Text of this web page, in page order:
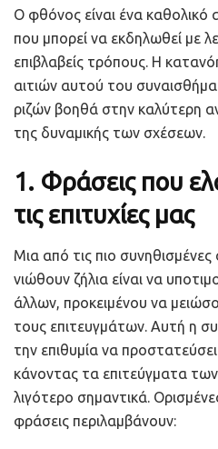
Ο φθόνος είναι ένα
που μπορεί να εκδηλωθεί με
επιβλαβείς τρόπους. Η
αιτιών αυτού του
ριζών βοηθά στην καλύτερη
της δυναμικής των σχέσεων.
1. Φράσεις που
τις επιτυχίες μας
Μια από τις πιο
νιώθουν ζήλια είναι να
άλλων, προκειμένου να
τους επιτευγμάτων. Αυτή η
την επιθυμία να
κάνοντας τα επιτεύγματα
λιγότερο σημαντικά.
φράσεις περιλαμβάνουν: